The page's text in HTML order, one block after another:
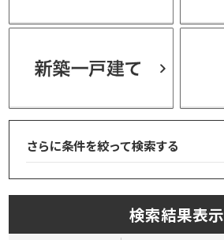
さらに条件を絞って検索する
検索結果表示